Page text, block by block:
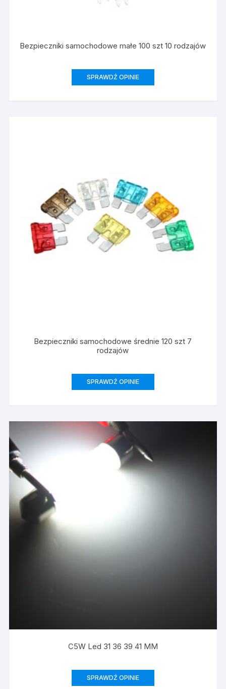
Bezpieczniki samochodowe małe 100 szt 10 rodzajów
SPRAWDŹ OPINIE
Bezpieczniki samochodowe średnie 120 szt 7
rodzajów
SPRAWDŹ OPINIE
C5W Led 31 36 39 41 MM
SPRAWDŹ OPINIE